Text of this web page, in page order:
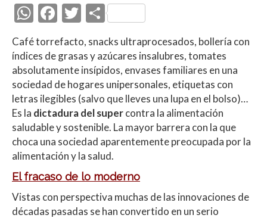
W
h
at
s
A
p
p
F
ac
e
b
o
o
k
T
itt
er
C
o
m
p
ar
ti
r
Café torrefacto, snacks ultraprocesados, bollería con
índices de grasas y azúcares insalubres, tomates
absolutamente insípidos, envases familiares en una
sociedad de hogares unipersonales, etiquetas con
letras ilegibles (salvo que lleves una lupa en el bolso)…
Es la dictadura del supercontra la alimentación
saludable y sostenible. La mayor barrera con la que
choca una sociedad aparentemente preocupada por la
alimentación y la salud.
El fracaso de lo moderno
Vistas con perspectiva muchas de las innovaciones de
décadas pasadas se han convertido en un serio